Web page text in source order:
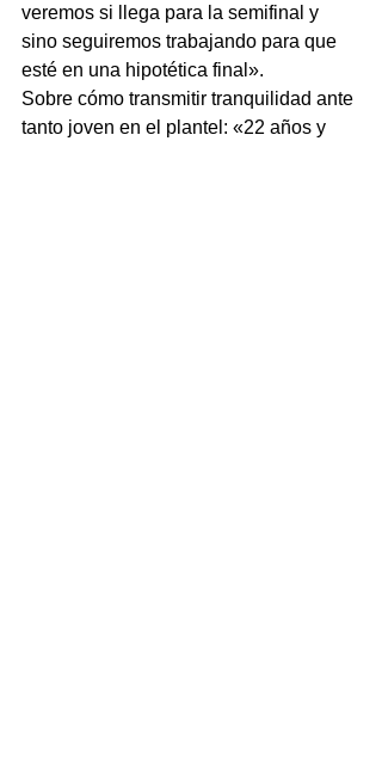
veremos si llega para la semifinal y
sino seguiremos trabajando para que
esté en una hipotética final».
Sobre cómo transmitir tranquilidad ante
tanto joven en el plantel: «22 años y